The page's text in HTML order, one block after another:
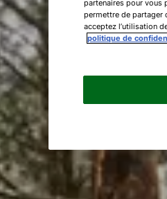
partenaires pour vous
permettre de partager
acceptez l’utilisation
politique de